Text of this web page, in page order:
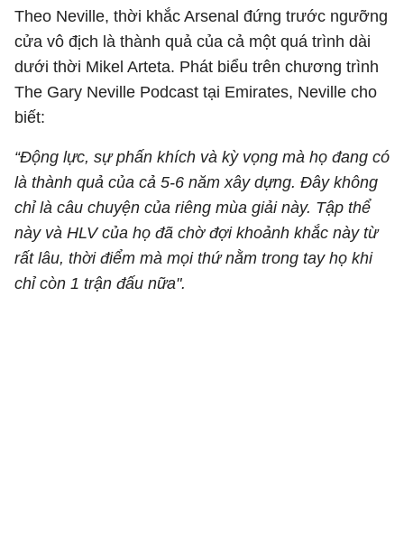
Theo Neville, thời khắc Arsenal đứng trước ngưỡng
cửa vô địch là thành quả của cả một quá trình dài
dưới thời Mikel Arteta. Phát biểu trên chương trình
The Gary Neville Podcast tại Emirates, Neville cho
biết:
“Động lực, sự phấn khích và kỳ vọng mà họ đang có
là thành quả của cả 5-6 năm xây dựng. Đây không
chỉ là câu chuyện của riêng mùa giải này. Tập thể
này và HLV của họ đã chờ đợi khoảnh khắc này từ
rất lâu, thời điểm mà mọi thứ nằm trong tay họ khi
chỉ còn 1 trận đấu nữa".